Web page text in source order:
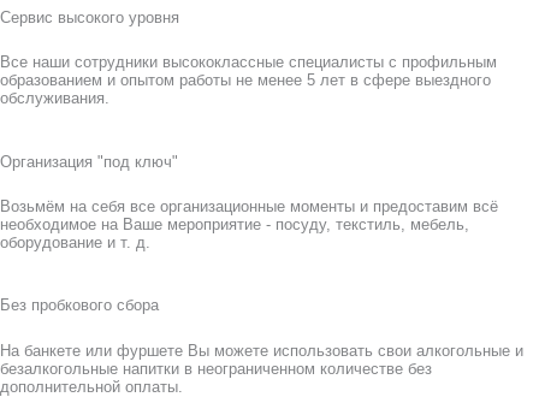
Сервис высокого уровня
Все наши сотрудники высококлассные специалисты с профильным
образованием и опытом работы не менее 5 лет в сфере выездного
обслуживания.
Организация "под ключ"
Возьмём на себя все организационные моменты и предоставим всё
необходимое на Ваше мероприятие - посуду, текстиль, мебель,
оборудование и т. д.
Без пробкового сбора
На банкете или фуршете Вы можете использовать свои алкогольные и
безалкогольные напитки в неограниченном количестве без
дополнительной оплаты.